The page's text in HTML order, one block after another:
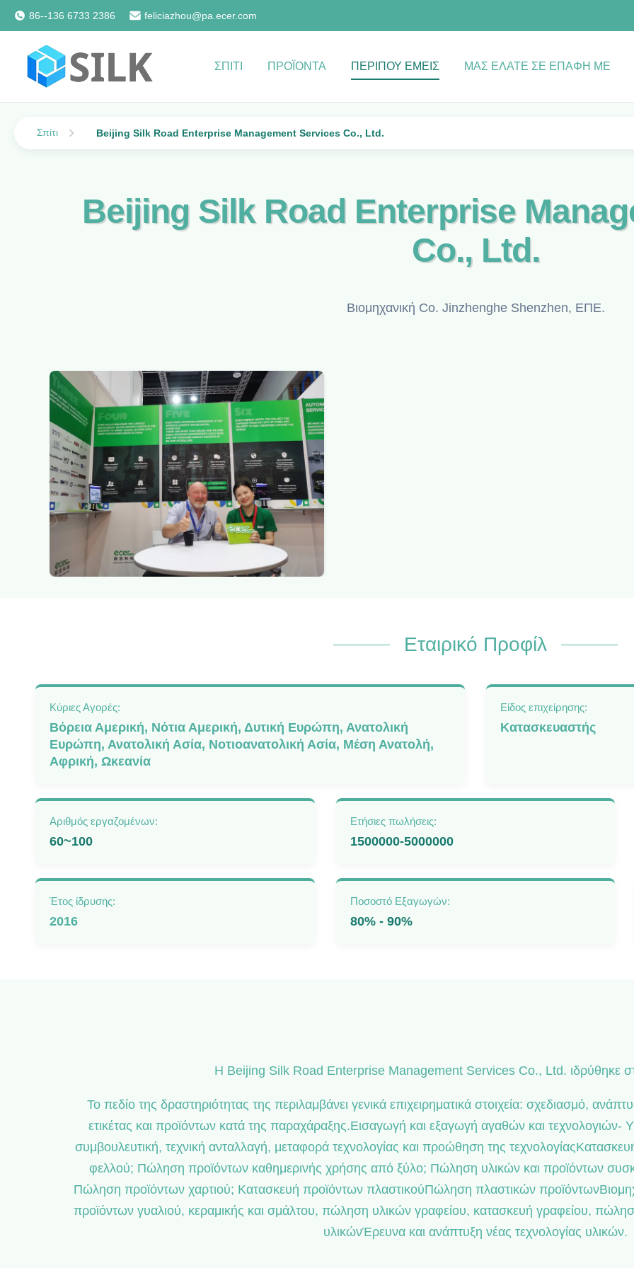
86--136 6733 2386 feliciazhou@pa.ecer.com
ΣΠΊΤΙ ΠΡΟΪΌΝΤΑ ΠΕΡΊΠΟΥ ΕΜΕΊΣ ΜΑΣ ΕΛΆΤΕ ΣΕ ΕΠΑΦΉ ΜΕ
Σπίτι Beijing Silk Road Enterprise Management Services Co., Ltd.
Beijing Silk Road Enterprise
Co., Ltd.
Βιομηχανική Co. Jinzhenghe Shenzhen, ΕΠΕ.
Εταιρικό Προφίλ
Κύριες Αγορές:
Βόρεια Αμερική, Νότια Αμερική, Δυτική Ευρώπη, Ανατολική
Ευρώπη, Ανατολική Ασία, Νοτιοανατολική Ασία, Μέση Ανατολή,
Αφρική, Ωκεανία
Είδος επιχείρησης:
Κατασκευαστής
Αριθμός εργαζομένων:
60~100
Ετήσιες πωλήσεις:
1500000-5000000
Έτος ίδρυσης:
2016
Ποσοστό Εξαγωγών:
80% - 90%
Η Beijing Silk Road Enterprise Management Services Co., Ltd. ιδρύθηκε
Το πεδίο της δραστηριότητας της περιλαμβάνει γενικά επιχειρηματικά στοιχεία: σχεδιασμό,
ετικέτας και προϊόντων κατά της παραχάραξης.Εισαγωγή και εξαγωγή αγαθών και τεχνολογιών-
συμβουλευτική, τεχνική ανταλλαγή, μεταφορά τεχνολογίας και προώθηση της
φελλού; Πώληση προϊόντων καθημερινής χρήσης από ξύλο; Πώληση υλικών και προϊόντων
Πώληση προϊόντων χαρτιού; Κατασκευή προϊόντων πλαστικούΠώληση πλαστικών
προϊόντων γυαλιού, κεραμικής και σμάλτου, πώληση υλικών γραφείου, κατασκευή γραφείου,
υλικώνΈρευνα και ανάπτυξη νέας τεχνολογίας υλικών.